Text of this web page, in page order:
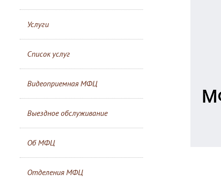
Услуги
Список услуг
Видеоприемная МФЦ
Выездное обслуживание
Об МФЦ
Отделения МФЦ